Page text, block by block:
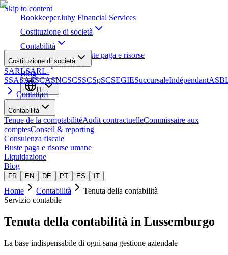
Skip to content
Bookkeeper.luby Financial Services
Costituzione di società
Contabilità
Consulenza fiscale Buste paga e risorse
umaneLiquidazione
Blog
IT
Costituzione di società
SARLSARL-
SSASASSCASNCSCSSCSpSCSEGIESuccursaleIndépendant
Contattaci
Contabilità
Tenue de la comptabilitéAudit contractuelleCommissaire aux
comptesConseil & reporting
Consulenza fiscale
Buste paga e risorse umane
Liquidazione
Blog
FR EN DE PT ES IT
Home Contabilità
Tenuta della contabilità
Servizio contabile
Tenuta della contabilità in Lussemburgo
La base indispensabile di ogni sana gestione aziendale